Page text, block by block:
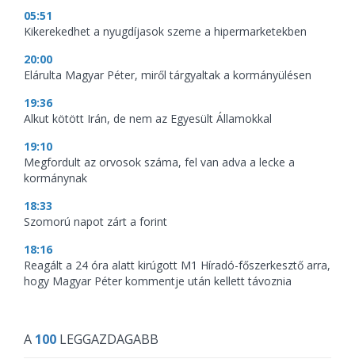
05:51
Kikerekedhet a nyugdíjasok szeme a hipermarketekben
20:00
Elárulta Magyar Péter, miről tárgyaltak a kormányülésen
19:36
Alkut kötött Irán, de nem az Egyesült Államokkal
19:10
Megfordult az orvosok száma, fel van adva a lecke a
kormánynak
18:33
Szomorú napot zárt a forint
18:16
Reagált a 24 óra alatt kirúgott M1 Híradó-főszerkesztő arra,
hogy Magyar Péter kommentje után kellett távoznia
A 100 LEGGAZDAGABB